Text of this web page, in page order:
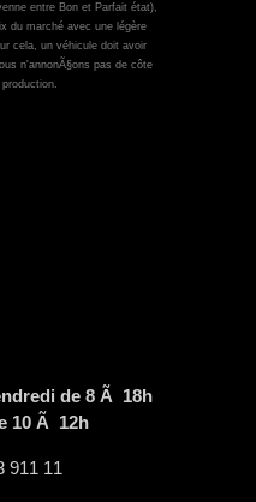
entre Bon et Parfait état),
du marché avec une légère
cela, un véhicule doit avoir
n'annonÃ§ons pas de côte
de 8 Ã 18h
10 Ã 12h
911 11